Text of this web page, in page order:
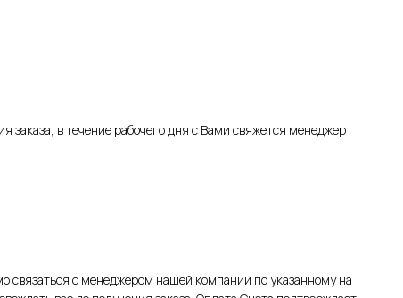
заказа, в течение рабочего дня с Вами свяжется менеджер
с менеджером нашей компании по указанному на